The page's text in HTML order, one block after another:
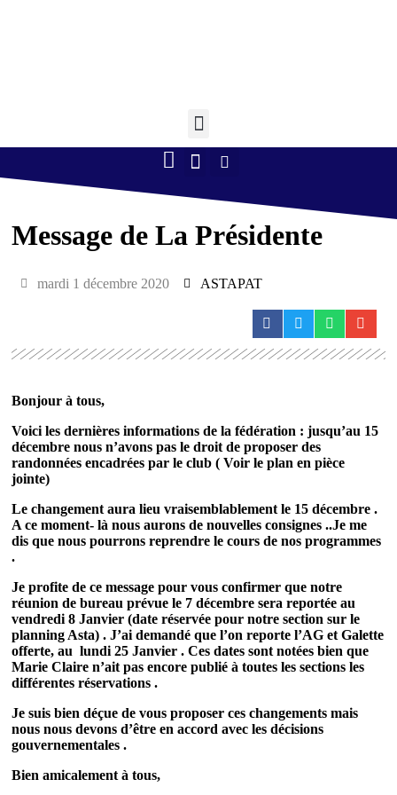
Message de La Présidente
mardi 1 décembre 2020 ASTAPAT
Bonjour à tous,
Voici les dernières informations de la fédération : jusqu’au 15
décembre nous n’avons pas le droit de proposer des
randonnées encadrées par le club ( Voir le plan en pièce
jointe)
Le changement aura lieu vraisemblablement le 15 décembre .
A ce moment- là nous aurons de nouvelles consignes ..Je me
dis que nous pourrons reprendre le cours de nos programmes
.
Je profite de ce message pour vous confirmer que notre
réunion de bureau prévue le 7 décembre sera reportée au
vendredi 8 Janvier (date réservée pour notre section sur le
planning Asta) . J’ai demandé que l’on reporte l’AG et Galette
offerte, au lundi 25 Janvier . Ces dates sont notées bien que
Marie Claire n’ait pas encore publié à toutes les sections les
différentes réservations .
Je suis bien déçue de vous proposer ces changements mais
nous nous devons d’être en accord avec les décisions
gouvernementales .
Bien amicalement à tous,